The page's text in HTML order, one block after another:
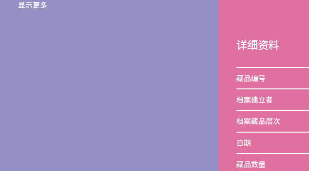
專業階層興建的住宅，建築師因應熱帶氣候、當地材料
显示更多
详细资料
藏品编号
档案建立者
档案藏品层次
日期
藏品数量